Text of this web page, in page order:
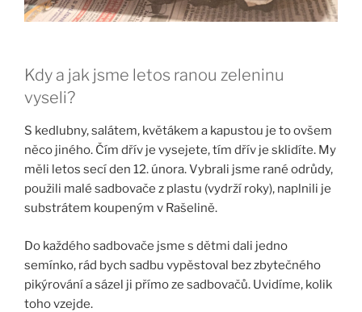
Kdy a jak jsme letos ranou zeleninu
vyseli?
S kedlubny, salátem, květákem a kapustou je to ovšem
něco jiného. Čím dřív je vysejete, tím dřív je sklidíte. My
měli letos secí den 12. února. Vybrali jsme rané odrůdy,
použili malé sadbovače z plastu (vydrží roky), naplnili je
substrátem koupeným v Rašelině.
Do každého sadbovače jsme s dětmi dali jedno
semínko, rád bych sadbu vypěstoval bez zbytečného
pikýrování a sázel ji přímo ze sadbovačů. Uvidíme, kolik
toho vzejde.